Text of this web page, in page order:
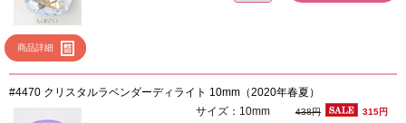
商品詳細
#4470 クリスタルラベンダーディライト 10mm（2020年春夏）
サイズ：10mm 438円 315円